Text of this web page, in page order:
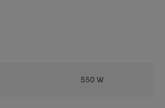
550 W